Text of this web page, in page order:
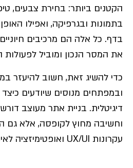
הקטנים ביותר: בחירת צבעים,
בתמונות ובגרפיקה, ואפילו
בדף. כל אלה הם מרכיבים
את המסר הנכון ומוביל לפעולות
כדי להשיג זאת, חשוב להיעזר
ובמפתחים מנוסים שיודעים כיצד
דיגיטלית. בניית אתר מעוצב
וחשיבה מחוץ לקופסה, אלא גם
עקרונות UX/UI ואופטימיזציה לאינטרנט.